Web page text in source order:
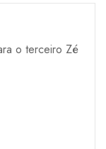
o terceiro Zé